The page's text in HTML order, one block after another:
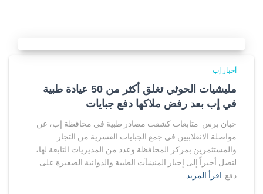
أخبار إب
مليشيات الحوثي تغلق أكثر من 50 عيادة طبية
في إب بعد رفض ملاكها دفع جبايات
خبان برس_متابعات كشفت مصادر طبية في محافظة إب، عن
مواصلة الانقلابيين في جمع الجبايات القسرية من التجار
والمستثمرين بمركز المحافظة وعدد من المديريات التابعة لها،
لتصل أخيراً إلى إجبار المنشآت الطبية والدوائية الصغيرة على
دفع اقرأ المزيد…